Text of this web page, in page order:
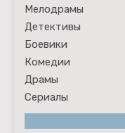
Мелодрамы
Детективы
Боевики
Комедии
Драмы
Сериалы